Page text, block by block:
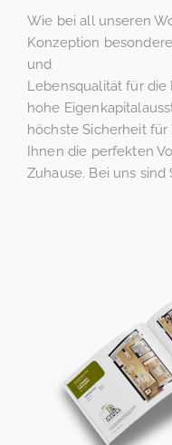
Wie bei all unseren
Konzeption
und
Lebensqualität für
hohe
höchste Sicherheit
Ihnen die perfekten
Zuhause. Bei uns